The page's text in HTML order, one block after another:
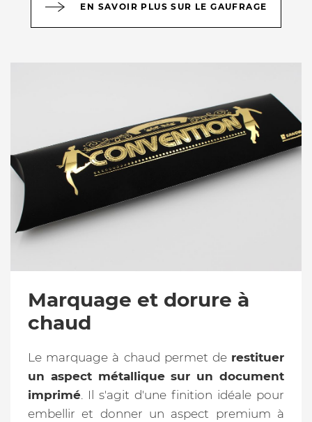
EN SAVOIR PLUS SUR LE GAUFRAGE
Marquage et dorure à
chaud
Le marquage à chaud permet de restituer
un aspect métallique sur un document
imprimé. Il s'agit d'une finition idéale pour
embellir et donner un aspect premium à